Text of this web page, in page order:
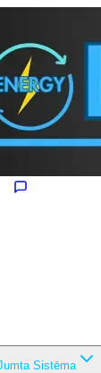
Sistēma